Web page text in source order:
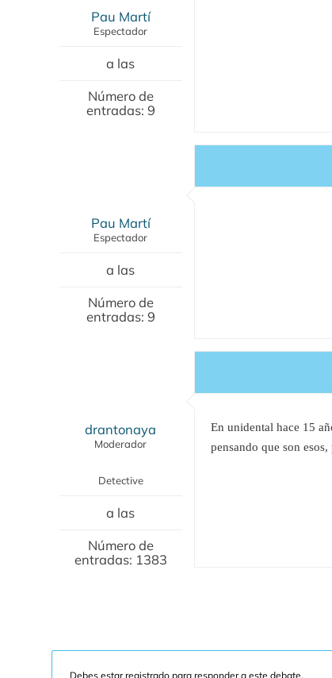
Pau Martí
Espectador
a las
Número de
entradas: 9
Pau Martí
Espectador
a las
Número de
entradas: 9
drantonaya
Moderador
Detective
a las
Número de
entradas: 1383
En unidental hace 15
pensando que son
Debes estar registrado para responder a este debate.